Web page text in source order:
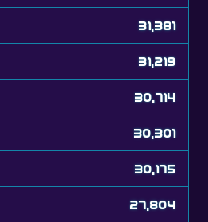
31,381
31,219
30,714
30,301
30,175
27,804